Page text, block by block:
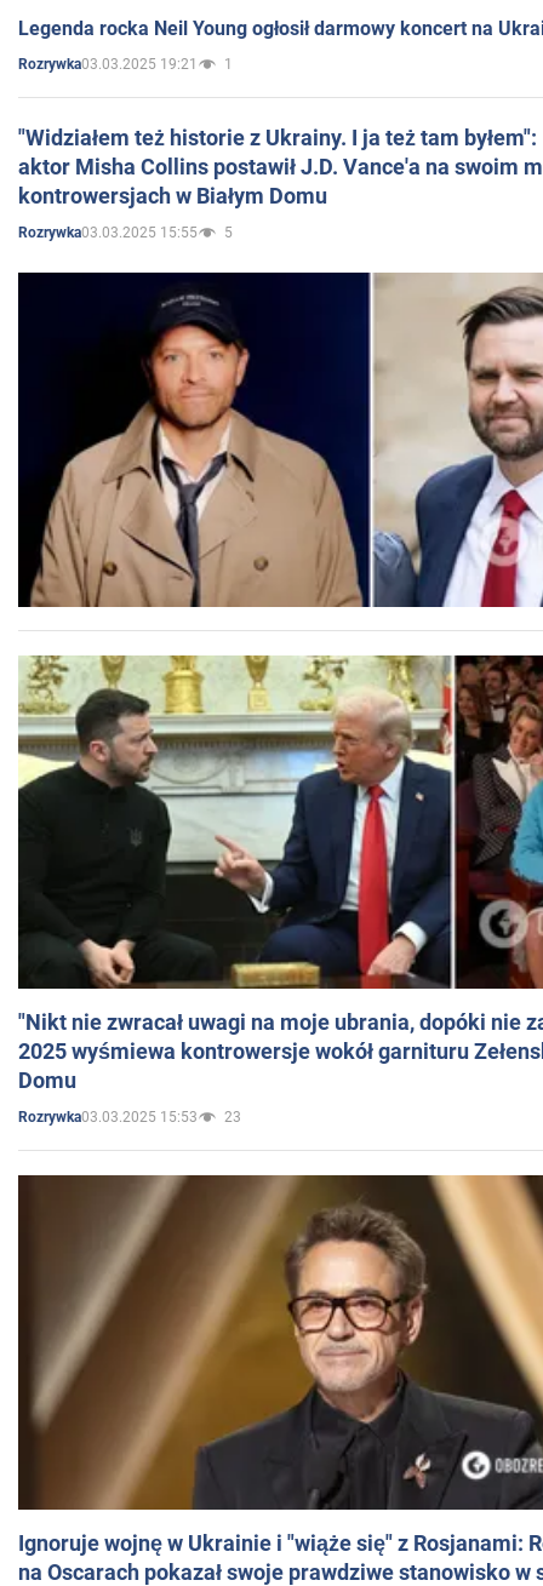
Legenda rocka Neil Young ogłosił darmowy koncert na
Rozrywka03.03.2025 19:21 1
"Widziałem też historie z Ukrainy. I ja też tam
aktor Misha Collins postawił J.D. Vance'a na swoim
kontrowersjach w Białym Domu
Rozrywka03.03.2025 15:55 5
"Nikt nie zwracał uwagi na moje ubrania, dopóki nie
2025 wyśmiewa kontrowersje wokół garnituru
Domu
Rozrywka03.03.2025 15:53 23
Ignoruje wojnę w Ukrainie i "wiąże się" z Rosjanami:
na Oscarach pokazał swoje prawdziwe stanowisko w